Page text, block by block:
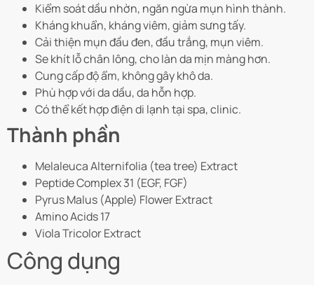
Kiểm soát dầu nhờn, ngăn ngừa mụn hình thành.
Kháng khuẩn, kháng viêm, giảm sưng tấy.
Cải thiện mụn đầu đen, đầu trắng, mụn viêm.
Se khít lỗ chân lông, cho làn da mịn màng hơn.
Cung cấp độ ẩm, không gây khô da.
Phù hợp với da dầu, da hỗn hợp.
Có thể kết hợp điện di lạnh tại spa, clinic.
Thành phần
Melaleuca Alternifolia (tea tree) Extract
Peptide Complex 31 (EGF, FGF)
Pyrus Malus (Apple) Flower Extract
Amino Acids 17
Viola Tricolor Extract
Công dụng